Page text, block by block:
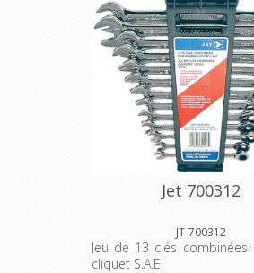
Jet 700312
JT-700312
Jeu de 13 clés combinées
cliquet S.A.E.